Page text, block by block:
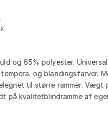
og 65% polyester.
og blandingsfarver.
til større rammer. Vægt
på kvalitetblindramme af